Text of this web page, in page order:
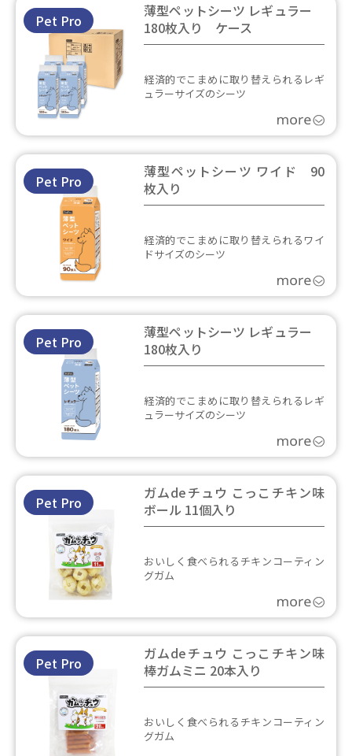
Pet Pro
薄型ペットシーツ レギュラー
180枚入り ケース
経済的でこまめに取り替えられるレギ
ュラーサイズのシーツ
Pet Pro
薄型ペットシーツ ワイド 90
枚入り
経済的でこまめに取り替えられるワイ
ドサイズのシーツ
Pet Pro
薄型ペットシーツ レギュラー
180枚入り
経済的でこまめに取り替えられるレギ
ュラーサイズのシーツ
Pet Pro
ガムdeチュウ こっこチキン味
ボール 11個入り
おいしく食べられるチキンコーティン
グガム
Pet Pro
ガムdeチュウ こっこチキン味
棒ガムミニ 20本入り
おいしく食べられるチキンコーティン
グガム